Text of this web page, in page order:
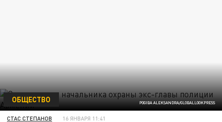
POGIBA ALEKSANDRA/GLOBALLOOKPRESS
ОБЩЕСТВО
СТАС СТЕПАНОВ 16 ЯНВАРЯ 11:41